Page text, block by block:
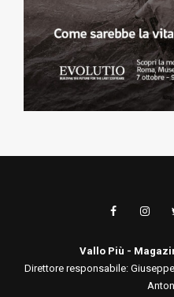
Vallo Più -
Direttore responsabile: